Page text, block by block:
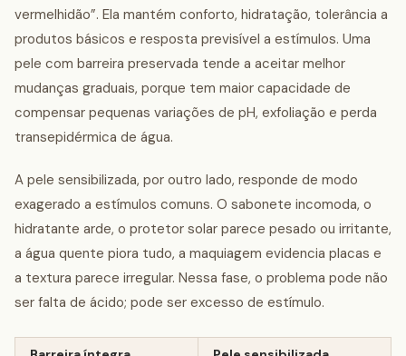
vermelhidão”. Ela mantém conforto, hidratação, tolerância a
produtos básicos e resposta previsível a estímulos. Uma
pele com barreira preservada tende a aceitar melhor
mudanças graduais, porque tem maior capacidade de
compensar pequenas variações de pH, exfoliação e perda
transepidérmica de água.
A pele sensibilizada, por outro lado, responde de modo
exagerado a estímulos comuns. O sabonete incomoda, o
hidratante arde, o protetor solar parece pesado ou irritante,
a água quente piora tudo, a maquiagem evidencia placas e
a textura parece irregular. Nessa fase, o problema pode não
ser falta de ácido; pode ser excesso de estímulo.